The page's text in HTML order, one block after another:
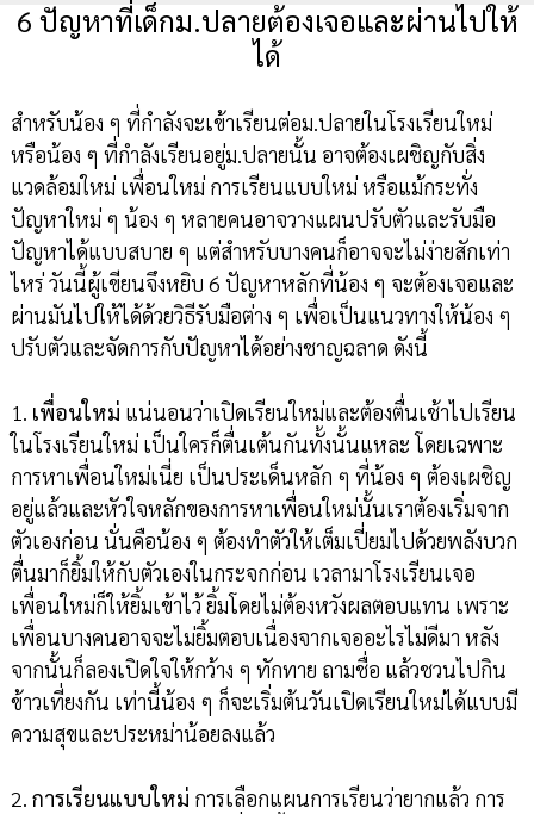
6 ปัญหาที่เด็กม.ปลายต้องเจอและผ่านไปให้
ได้
สำหรับน้อง ๆ ที่กำลังจะเข้าเรียนต่อม.ปลายในโรงเรียนใหม่
หรือน้อง ๆ ที่กำลังเรียนอยู่ม.ปลายนั้น อาจต้องเผชิญกับสิ่ง
แวดล้อมใหม่ เพื่อนใหม่ การเรียนแบบใหม่ หรือแม้กระทั่ง
ปัญหาใหม่ ๆ น้อง ๆ หลายคนอาจวางแผนปรับตัวและรับมือ
ปัญหาได้แบบสบาย ๆ แต่สำหรับบางคนก็อาจจะไม่ง่ายสักเท่า
ไหร่ วันนี้ผู้เขียนจึงหยิบ 6 ปัญหาหลักที่น้อง ๆ จะต้องเจอและ
ผ่านมันไปให้ได้ด้วยวิธีรับมือต่าง ๆ เพื่อเป็นแนวทางให้น้อง ๆ
ปรับตัวและจัดการกับปัญหาได้อย่างชาญฉลาด ดังนี้
1. เพื่อนใหม่ แน่นอนว่าเปิดเรียนใหม่และต้องตื่นเช้าไปเรียน
ในโรงเรียนใหม่ เป็นใครก็ตื่นเต้นกันทั้งนั้นแหละ โดยเฉพาะ
การหาเพื่อนใหม่เนี่ย เป็นประเด็นหลัก ๆ ที่น้อง ๆ ต้องเผชิญ
อยู่แล้วและหัวใจหลักของการหาเพื่อนใหม่นั้นเราต้องเริ่มจาก
ตัวเองก่อน นั่นคือน้อง ๆ ต้องทำตัวให้เต็มเปี่ยมไปด้วยพลังบวก
ตื่นมาก็ยิ้มให้กับตัวเองในกระจกก่อน เวลามาโรงเรียนเจอ
เพื่อนใหม่ก็ให้ยิ้มเข้าไว้ ยิ้มโดยไม่ต้องหวังผลตอบแทน เพราะ
เพื่อนบางคนอาจจะไม่ยิ้มตอบเนื่องจากเจออะไรไม่ดีมา หลัง
จากนั้นก็ลองเปิดใจให้กว้าง ๆ ทักทาย ถามชื่อ แล้วชวนไปกิน
ข้าวเที่ยงกัน เท่านี้น้อง ๆ ก็จะเริ่มต้นวันเปิดเรียนใหม่ได้แบบมี
ความสุขและประหม่าน้อยลงแล้ว
2. การเรียนแบบใหม่ การเลือกแผนการเรียนว่ายากแล้ว การ